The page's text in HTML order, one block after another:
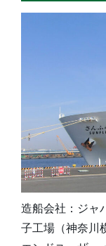
造船会社：ジャ
子工場（神奈川